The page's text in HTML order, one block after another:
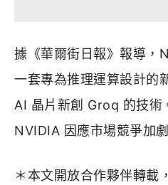
據《華爾街日報》報導，
一套專為推理運算設計的
AI 晶片新創 Groq 的技術
NVIDIA 因應市場競爭加
＊本文開放合作夥伴轉載